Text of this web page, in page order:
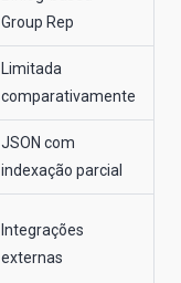
Group Rep
Limitada
comparativamente
JSON com
indexação parcial
Integrações
externas